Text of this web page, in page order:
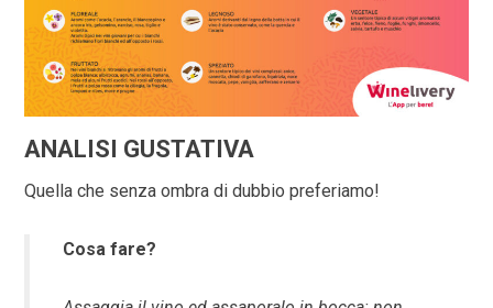
ANALISI GUSTATIVA
Quella che senza ombra di dubbio preferiamo!
Cosa fare?